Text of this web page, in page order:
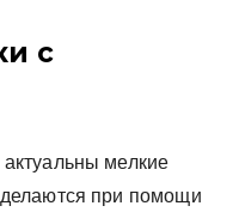
с
мелкие
при помощи